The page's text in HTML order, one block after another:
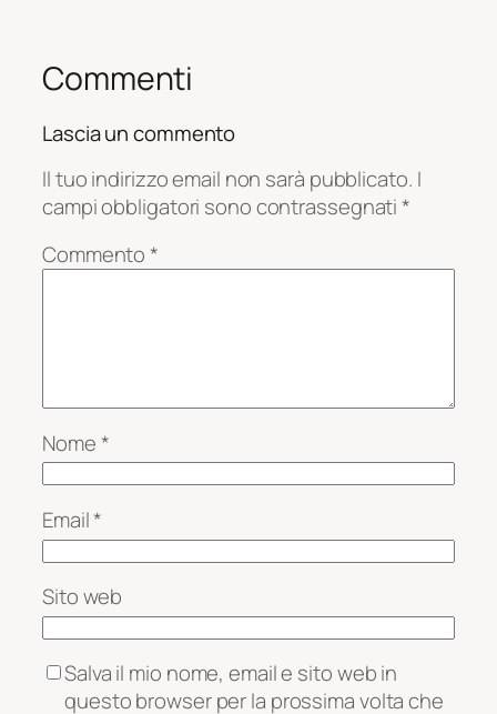
Commenti
Lascia un commento
Il tuo indirizzo email non sarà pubblicato. I
campi obbligatori sono contrassegnati*
Commento*
Nome*
Email*
Sito web
Salva il mio nome, email e sito web in
questo browser per la prossima volta che